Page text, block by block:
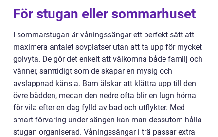
För stugan eller sommarhuset
I sommarstugan är våningssängar ett perfekt sätt att
maximera antalet sovplatser utan att ta upp för mycket
golvyta. De gör det enkelt att välkomna både familj och
vänner, samtidigt som de skapar en mysig och
avslappnad känsla. Barn älskar att klättra upp till den
övre bädden, medan den nedre ofta blir en lugn hörna
för vila efter en dag fylld av bad och utflykter. Med
smart förvaring under sängen kan man dessutom hålla
stugan organiserad. Våningssängar i trä passar extra